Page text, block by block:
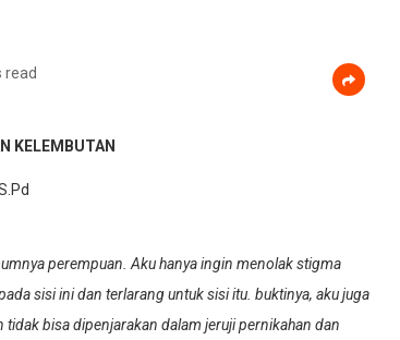
read
KELEMBUTAN
perempuan. Aku hanya ingin menolak stigma
sisi ini dan terlarang untuk sisi itu. buktinya, aku juga
bisa dipenjarakan dalam jeruji pernikahan dan